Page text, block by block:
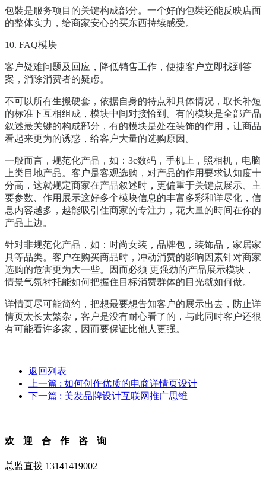
包裝是服务项目的关键构成部分。一个好的包裝还能反映店面
的整体实力，给商家安心的买东西持续感受。
10. FAQ模块
客户疑难问题及回应，降低销售工作，便捷客户立即找到答
案，消除消费者的疑虑。
不可以所有生搬硬套，依据自身的特点和具体情况，取长补短
的标准下互相组成，模块中间对接恰到。有的模块是全部产品
叙述最关键的构成部分，有的模块是处在装饰的作用，让商品
看起来更为的诱惑，给客户大量的选购原因。
一般而言，规范化产品，如：3c数码，手机上，照相机，电脑
上类目地产品。客户是客观选购，对产品的作用要求认知度十
分高，这就规定商家在产品叙述时，更偏重于关键点展示、主
要参数、作用展示这好多个模块信息的丰富多彩和详尽化，信
息内容越多，越能吸引住商家的专注力，花大量的時间在你的
产品上边。
针对非规范化产品，如：时尚女装，品牌包，装饰品，家居家
具等品类。客户在购买商品时，冲动消费的影响因素针对商家
选购的危害更为大一些。因而必须 更强劲的产品展示模块，
情景气氛衬托能如何把握住目标消费群体的目光就如何做。
详情页尽可能简约，把想最要想告知客户的展示出去，防止详
情页太长太繁杂，客户是没有耐心看了的，与此同时客户还很
有可能看许多家，因而要保证比他人更强。
返回列表
上一篇 : 如何创作优质的电商详情页设计
下一篇 : 美发品牌设计互联网推广思维
欢迎合作咨询
总监直拨 13141419002